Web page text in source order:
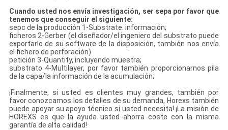
Cuando usted nos envía investigación, ser sepa por favor que
tenemos que conseguir el siguiente:
sepc de la producción 1-Substrate. información;
ficheros 2-Gerber (el diseñador/el ingeniero del substrato puede
exportarlo de su software de la disposición, también nos envía
el fichero de perforación)
petición 3-Quantity, incluyendo muestra;
substrato 4-Multilayer, por favor también proporcionarnos pila
de la capa/la información de la acumulación;
¡Finalmente, si usted es clientes muy grandes, también por
favor conozcamos los detalles de su demanda, Horexs también
puede apoyar su apoyo técnico si usted necesita! ¡La misión de
HOREXS es que la ayuda usted ahorra coste con la misma
garantía de alta calidad!